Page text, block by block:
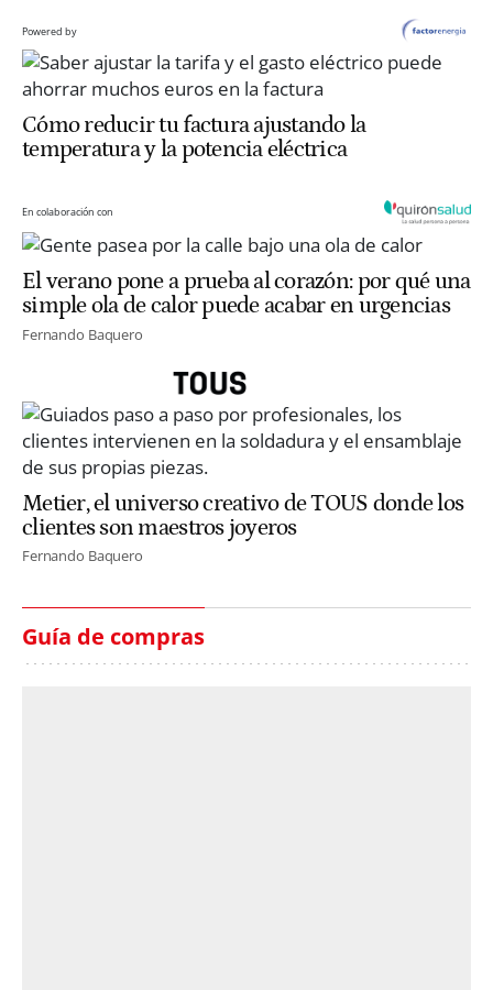
Powered by
Cómo reducir tu factura ajustando la
temperatura y la potencia eléctrica
En colaboración con
El verano pone a prueba al corazón: por qué una
simple ola de calor puede acabar en urgencias
Fernando Baquero
Metier, el universo creativo de TOUS donde los
clientes son maestros joyeros
Fernando Baquero
Guía de compras